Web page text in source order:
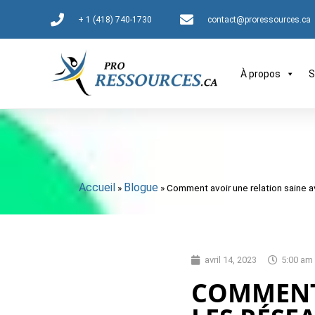
+ 1 (418) 740-1730 contact@proressources.ca
À propos
Accueil » Blogue »Comment avoir une relation saine
avril 14, 2023 5:00 am